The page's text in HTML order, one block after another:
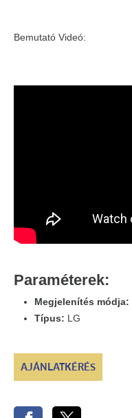
Bemutató Videó:
Paraméterek:
Megjelenítés módja:
Típus: LG
AJÁNLATKÉRÉS